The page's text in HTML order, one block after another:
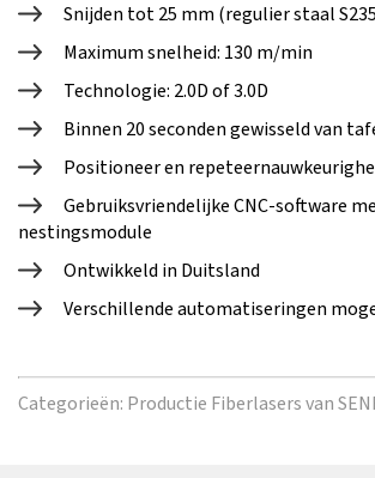
Snijden tot 25 mm (regulier staal
Maximum snelheid: 130 m/min
Technologie: 2.0D of 3.0D
Binnen 20 seconden gewisseld van
Positioneer en
Gebruiksvriendelijke CNC-software
nestingsmodule
Ontwikkeld in Duitsland
Verschillende automatiseringen
Categorieën: Productie Fiberlasers van